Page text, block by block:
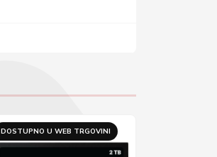
DOSTUPNO U WEB TRGOVINI